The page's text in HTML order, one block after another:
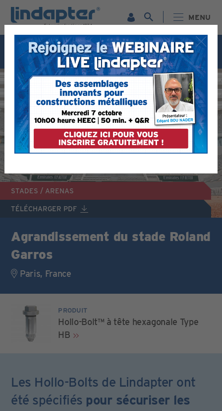
MENU
Webinaire live - 7 octobre. Pour plus d'informations et
pour vous inscrire gratuitement,cliquez ici
STADES / ARENAS
TÉLÉCHARGER PDF
Agrandissement du stade Roland
Garros
Paris, France
PRODUIT
Hollo-Bolt™ à tête hexagonale Type
HB
Les Hollo-Bolts de Lindapter ont
été spécifiés pour sécuriser les